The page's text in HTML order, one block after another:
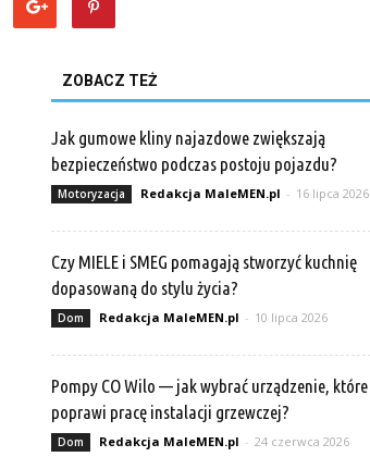
ZOBACZ TEŻ
Jak gumowe kliny najazdowe zwiększają
bezpieczeństwo podczas postoju pojazdu?
Motoryzacja Redakcja MaleMEN.pl - 16 lipca 2026
Czy MIELE i SMEG pomagają stworzyć kuchnię
dopasowaną do stylu życia?
Dom Redakcja MaleMEN.pl - 10 lipca 2026
Pompy CO Wilo — jak wybrać urządzenie, które
poprawi pracę instalacji grzewczej?
Dom Redakcja MaleMEN.pl - 24 czerwca 2026